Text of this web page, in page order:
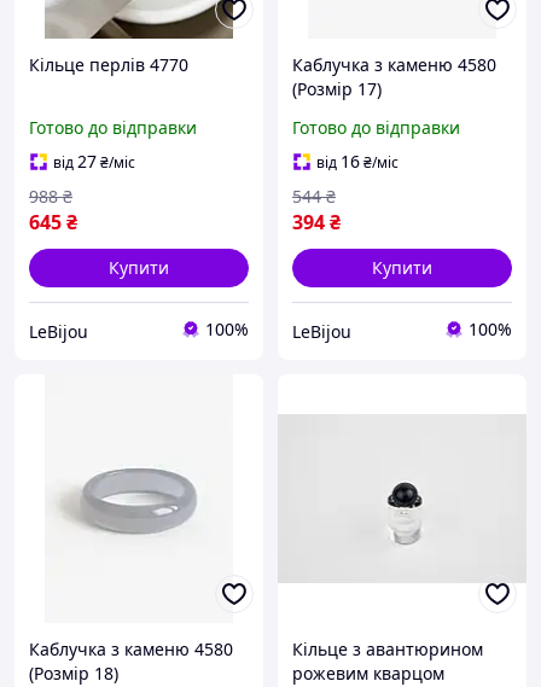
Кільце перлів 4770
Готово до відправки
від27₴/міс
645₴
988 ₴
Купити
LeBijou 100%
Каблучка з каменю 4580
(Розмір 17)
Готово до відправки
від 16₴/міс
394₴
544 ₴
Купити
LeBijou 100%
Каблучка з каменю 4580
(Розмір 18)
Кільце з авантюрином
рожевим кварцом